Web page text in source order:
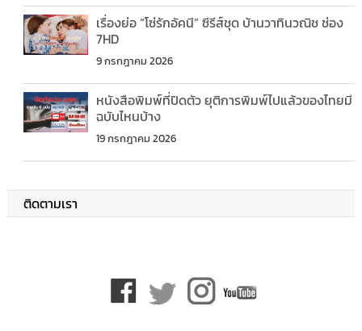
เรื่องย่อ “โซ่รักอัคนี” ซีรีส์ชุด บ้านวาทินวณิช ช่อง
7HD
9 กรกฎาคม 2026
หนังสือพิมพ์ที่ปิดตัว ยุติการพิมพ์ไปแล้วของไทยมี
ฉบับไหนบ้าง
19 กรกฎาคม 2026
ติดตามเรา